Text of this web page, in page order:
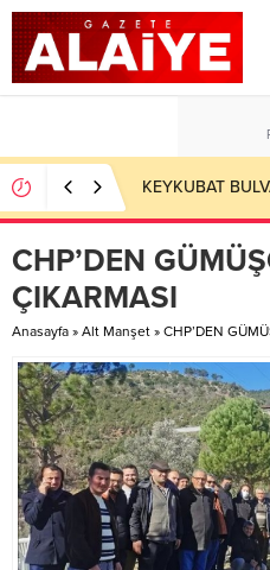
ÜST ÜSTE 3. KEZ
DOĞAN
CHP’DEN
ÇIKARMASI
Anasayfa » Alt Manşet » CHP’DEN